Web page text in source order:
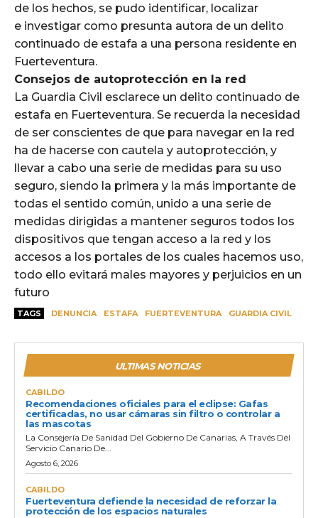
de los hechos, se pudo identificar, localizar
e investigar como presunta autora de un delito
continuado de estafa a una persona residente en
Fuerteventura.
Consejos de autoprotección en la red
La Guardia Civil esclarece un delito continuado de
estafa en Fuerteventura. Se recuerda la necesidad
de ser conscientes de que para navegar en la red
ha de hacerse con cautela y autoprotección, y
llevar a cabo una serie de medidas para su uso
seguro, siendo la primera y la más importante de
todas el sentido común, unido a una serie de
medidas dirigidas a mantener seguros todos los
dispositivos que tengan acceso a la red y los
accesos a los portales de los cuales hacemos uso,
todo ello evitará males mayores y perjuicios en un
futuro
TAGS DENUNCIA ESTAFA FUERTEVENTURA GUARDIA CIVIL
ULTIMAS NOTICIAS
CABILDO
Recomendaciones oficiales para el eclipse: Gafas
certificadas, no usar cámaras sin filtro o controlar a
las mascotas
La Consejería De Sanidad Del Gobierno De Canarias, A Través Del
Servicio Canario De...
Agosto 6, 2026
CABILDO
Fuerteventura defiende la necesidad de reforzar la
protección de los espacios naturales